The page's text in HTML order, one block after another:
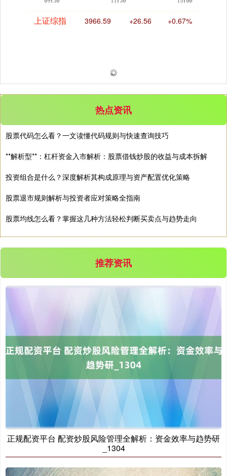
深证成指 14316.96 +5.95 +0.04%
4702.02
1122.88 -11.37
创业板指 3537.21 -25.90 -0.73%
热点资讯
股票代码怎么看？一文读懂代码规则与快速查询技巧
**解析型**：杠杆资金入市解析：股票借钱炒股的收益与成本拆解
投资组合是什么？深度解析其构成原理与资产配置优化策略
股票退市规则解析与投资者应对策略全指南
股票均线怎么看？掌握这几种方法轻松判断买卖点与趋势走向
推荐资讯
正规配资平台 配资炒股风险管理全解析：资金效率与趋势研
_1304